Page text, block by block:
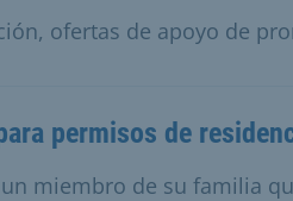
ofertas de apoyo de
permisos de
miembro de su familia